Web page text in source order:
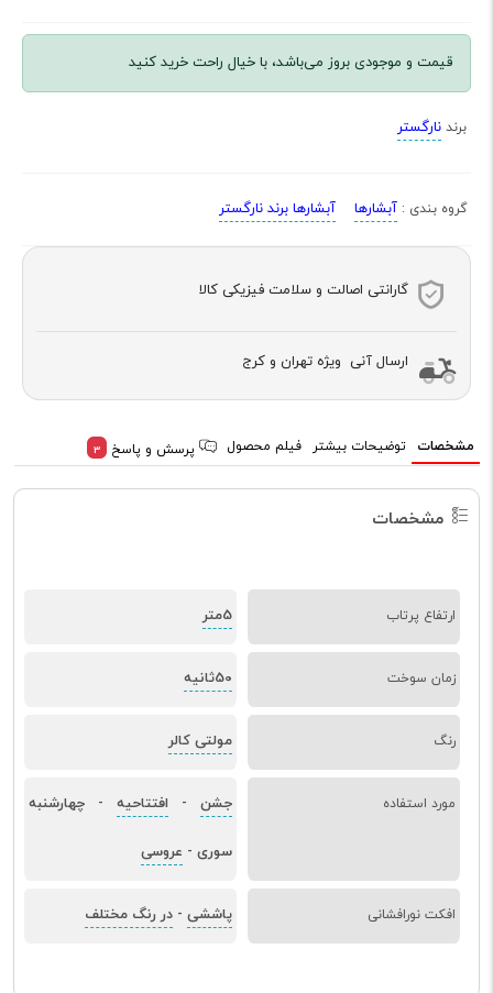
قیمت و موجودی بروز می‌باشد، با خیال راحت خرید کنید
برند نارگستر
گروه بندی : آبشارها آبشارها برند نارگستر
گارانتی اصالت و سلامت فیزیکی کالا
ارسال آنی ویژه تهران و کرج
مشخصات توضیحات بیشتر فیلم محصول پرسش و پاسخ 3
مشخصات
ارتفاع پرتاب 5متر
زمان سوخت 50ثانیه
رنگ مولتی کالر
مورد استفاده جشن - افتتاحیه - چهارشنبه
سوری - عروسی
افکت نورافشانی پاششی - در رنگ مختلف